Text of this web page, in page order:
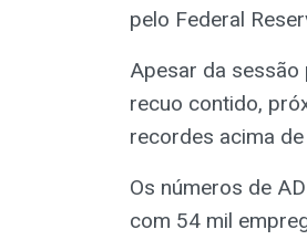
pelo Federal
Apesar da sessão
recuo contido,
recordes acima
Os números de
com 54 mil